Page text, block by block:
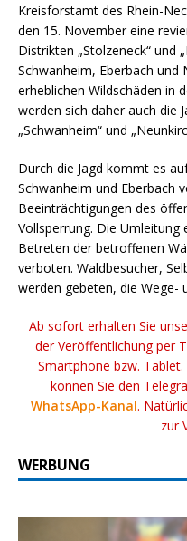
Kreisforstamt des Rhein-
den 15. November eine
Distrikten „Stolzeneck“ und
Schwanheim, Eberbach und
erheblichen Wildschäden in
werden sich daher auch die
„Schwanheim“ und
Durch die Jagd kommt es
Schwanheim und Eberbach
Beeinträchtigungen des
Vollsperrung. Die Umleitung
Betreten der betroffenen
verboten. Waldbesucher,
werden gebeten, die Wege-
Ab sofort erhalten Sie
der Veröffentlichung per
Smartphone bzw.
können Sie den
WhatsApp-Kanal.
zur
WERBUNG